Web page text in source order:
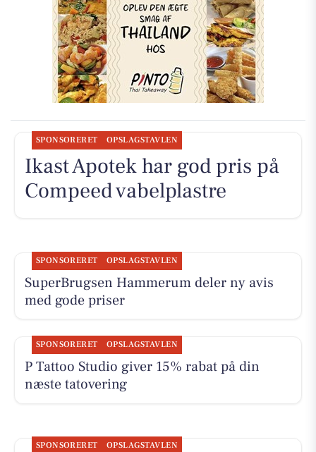
SPONSORERET OPSLAGSTAVLEN
Ikast Apotek har god pris på
Compeed vabelplastre
SPONSORERET OPSLAGSTAVLEN
SuperBrugsen Hammerum deler ny avis
med gode priser
SPONSORERET OPSLAGSTAVLEN
P Tattoo Studio giver 15% rabat på din
næste tatovering
SPONSORERET OPSLAGSTAVLEN